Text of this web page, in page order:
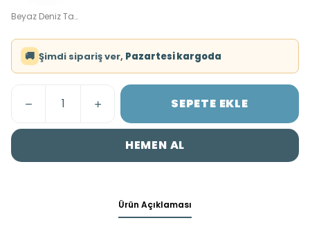
Beyaz Deniz Tarağı Kabuğu
🚚 Şimdi sipariş ver, Pazartesi kargoda
SEPETE EKLE
HEMEN AL
Ürün Açıklaması